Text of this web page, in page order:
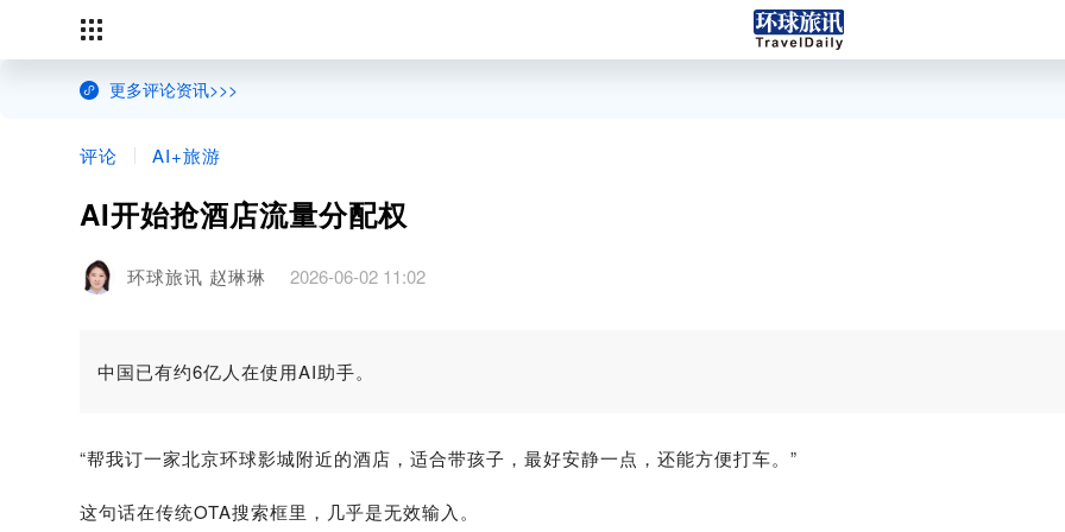
更多评论资讯>>>
评论 AI+旅游
AI开始抢酒店流量分配权
环球旅讯 赵琳琳 2026-06-02 11:02
中国已有约6亿人在使用AI助手。
“帮我订一家北京环球影城附近的酒店，适合带孩子，最好安静一点，还能方便打车。”
这句话在传统OTA搜索框里，几乎是无效输入。